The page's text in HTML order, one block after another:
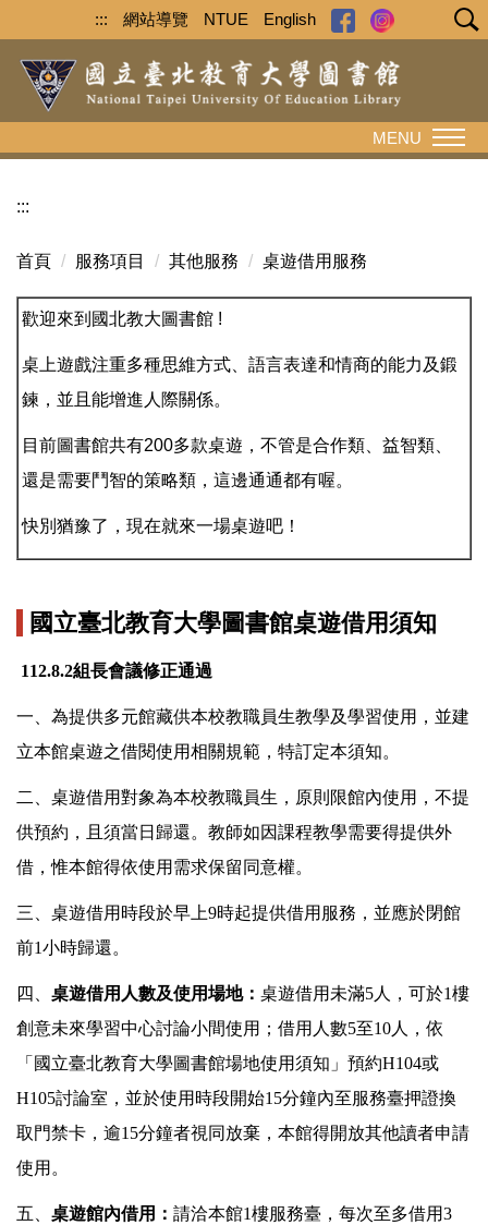
到
主
內
::: 網站導覽 NTUE English
MENU
:::
首頁 服務項目 其他服務 桌遊借用服務
歡迎來到國北教大圖書館 !
桌上遊戲注重多種思維方式、語言表達和情商的能力及鍛
鍊，並且能增進人際關係。
目前圖書館共有200多款桌遊，不管是合作類、益智類、
還是需要鬥智的策略類，這邊通通都有喔。
快別猶豫了，現在就來一場桌遊吧！
國立臺北教育大學圖書館桌遊借用須知
112.8.2組長會議修正通過
一、為提供多元館藏供本校教職員生教學及學習使用，並建
立本館桌遊之借閱使用相關規範，特訂定本須知。
二、桌遊借用對象為本校教職員生，原則限館內使用，不提
供預約，且須當日歸還。教師如因課程教學需要得提供外
借，惟本館得依使用需求保留同意權。
三、桌遊借用時段於早上9時起提供借用服務，並應於閉館
前1小時歸還。
四、 桌遊借用人數及使用場地： 桌遊借用未滿5人，可於1樓
創意未來學習中心討論小間使用；借用人數5至10人，依
「國立臺北教育大學圖書館場地使用須知」預約H104或
H105討論室，並於使用時段開始15分鐘內至服務臺押證換
取門禁卡，逾15分鐘者視同放棄，本館得開放其他讀者申請
使用。
五、 桌遊館內借用： 請洽本館1樓服務臺，每次至多借用3